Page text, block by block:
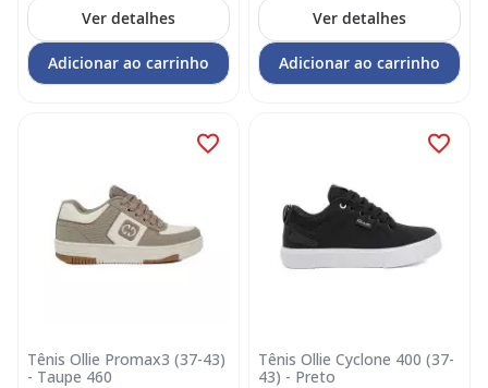
Ver detalhes
Adicionar ao carrinho
Ver detalhes
Adicionar ao carrinho
Tênis Ollie Promax3 (37-43)
- Taupe 460
Tênis Ollie Cyclone 400 (37-
43) - Preto